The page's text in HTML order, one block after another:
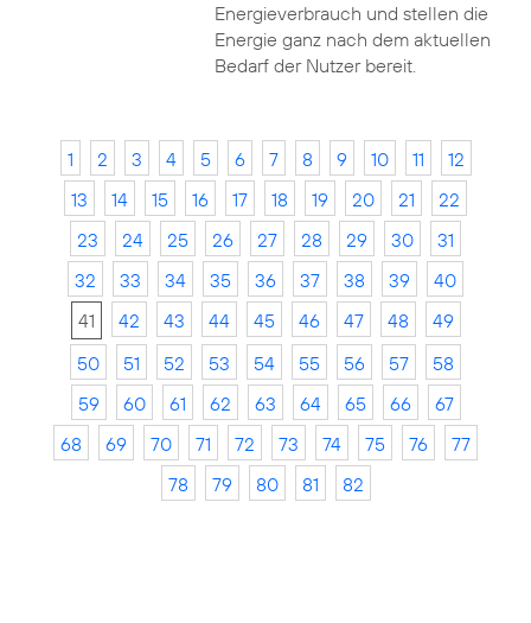
Energieverbrauch und stellen die
Energie ganz nach dem aktuellen
Bedarf der Nutzer bereit.
1 2 3 4 5 6 7 8 9 10 11
12
13
14 15 16 17 18 19 20 21
22
23
24 25 26 27 28 29 30
31
32
33 34 35 36 37 38 39
40
41
42 43 44 45 46 47 48
49
50
51 52 53 54 55 56 57
58
59
60 61 62 63 64 65 66
67
68
69 70 71 72 73 74 75 76
77
78
79 80 81 82